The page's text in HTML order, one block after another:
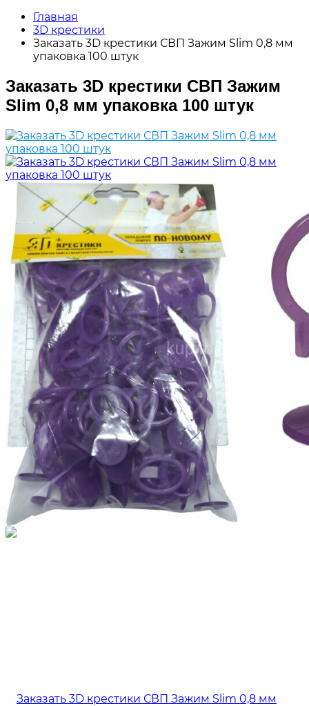
Главная
3D крестики
Заказать 3D крестики СВП Зажим Slim 0,8 мм
упаковка 100 штук
Заказать 3D крестики СВП Зажим
Slim 0,8 мм упаковка 100 штук